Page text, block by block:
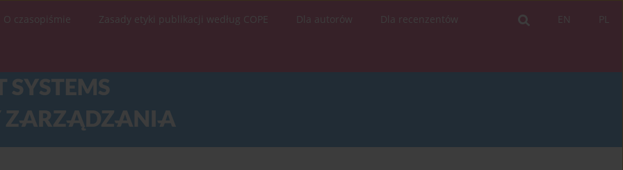
PL
EN
O czasopiśmie Zasady etyki publikacji według COPE Dla autorów Dla recenzentów